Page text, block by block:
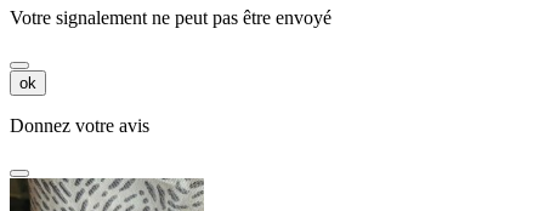
Votre signalement ne peut pas être envoyé
ok
Donnez votre avis